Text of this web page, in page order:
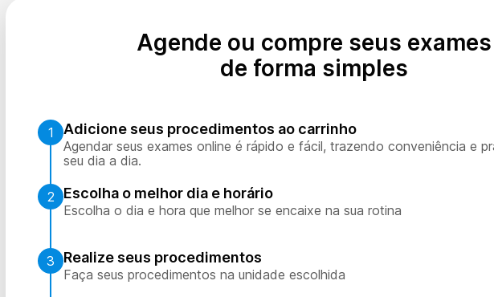
Agende ou compre seus exames
de forma simples
1 Adicione seus procedimentos ao carrinho
Agendar seus exames online é rápido e fácil, trazendo conveniência e
seu dia a dia.
2 Escolha o melhor dia e horário
Escolha o dia e hora que melhor se encaixe na sua rotina
3 Realize seus procedimentos
Faça seus procedimentos na unidade escolhida